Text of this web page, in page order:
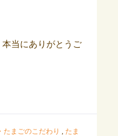
当にありがとうご
たまごのこだわり , たま